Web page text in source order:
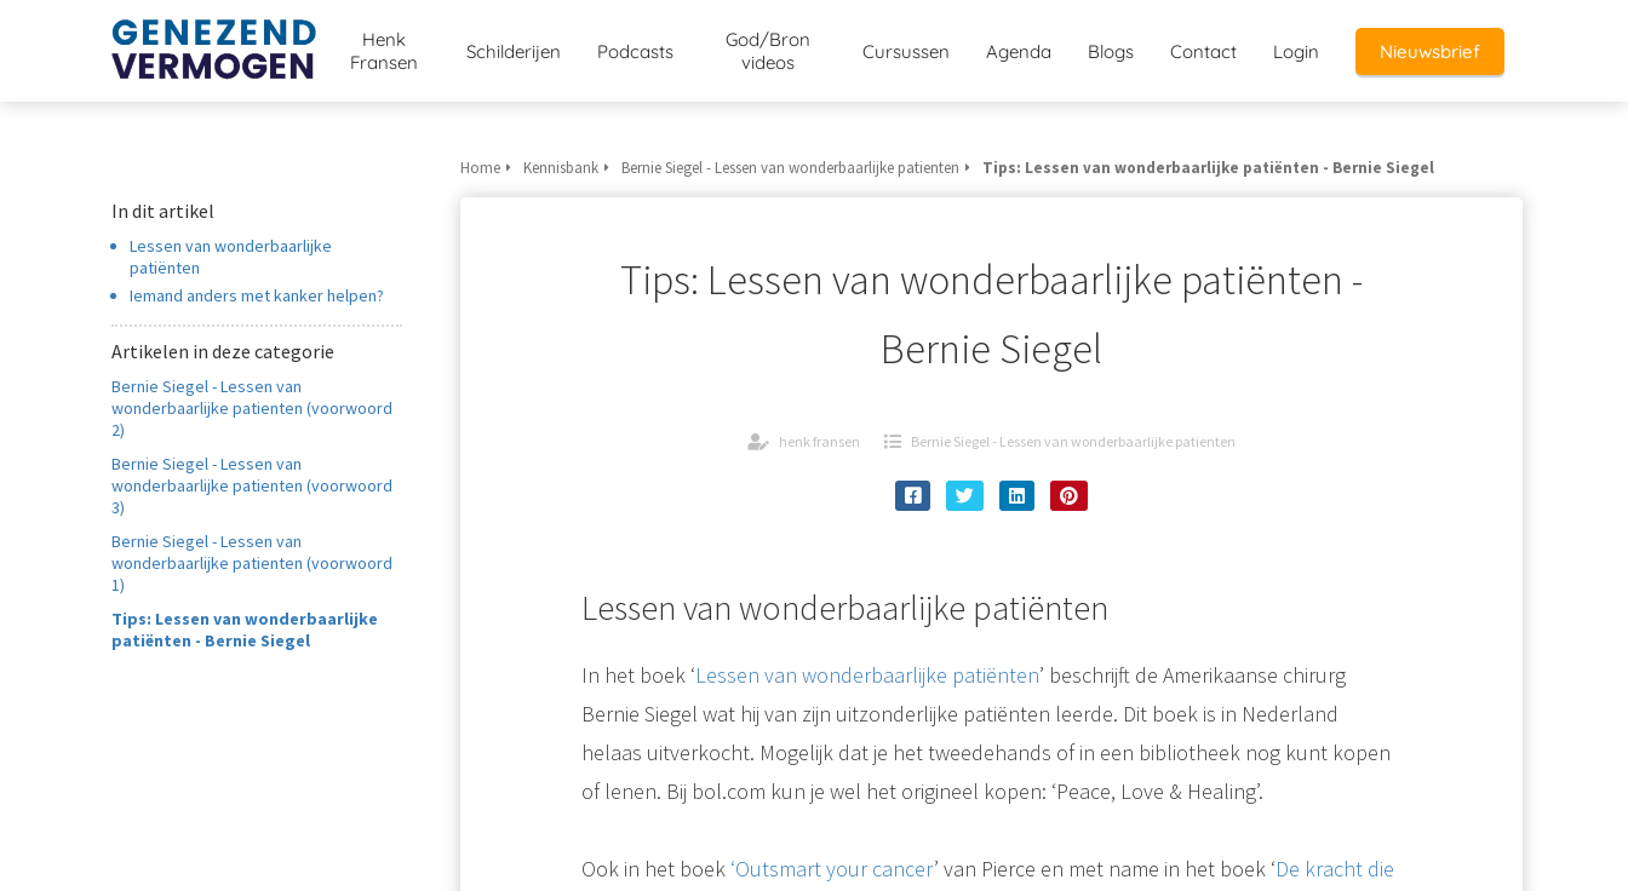
Henk
Fransen
Schilderijen Podcasts
God/Bron
videos
Cursussen Agenda Blogs Contact Login Nieuwsbrief
In dit artikel
Lessen van wonderbaarlijke
patiënten
Iemand anders met kanker helpen?
Artikelen in deze categorie
Bernie Siegel - Lessen van
wonderbaarlijke patienten (voorwoord
2)
Bernie Siegel - Lessen van
wonderbaarlijke patienten (voorwoord
3)
Bernie Siegel - Lessen van
wonderbaarlijke patienten (voorwoord
1)
Tips: Lessen van wonderbaarlijke
patiënten - Bernie Siegel
Home Kennisbank Bernie Siegel - Lessen van wonderbaarlijke patienten Tips: Lessen van wonderbaarlijke patiënten - Bernie Siegel
Tips: Lessen van wonderbaarlijke patiënten -
Bernie Siegel
henk fransen Bernie Siegel - Lessen van wonderbaarlijke patienten
Lessen van wonderbaarlijke patiënten
In het boek ‘Lessen van wonderbaarlijke patiënten’ beschrijft de Amerikaanse chirurg
Bernie Siegel wat hij van zijn uitzonderlijke patiënten leerde. Dit boek is in Nederland
helaas uitverkocht. Mogelijk dat je het tweedehands of in een bibliotheek nog kunt kopen
of lenen. Bij bol.com kun je wel het origineel kopen: ‘Peace, Love & Healing’.
Ook in het boek ‘Outsmart your cancer’ van Pierce en met name in het boek ‘De kracht die